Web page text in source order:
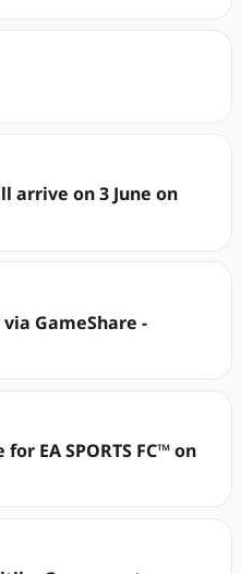
arrive on 3 June on
GameShare -
EA SPORTS FC™ on